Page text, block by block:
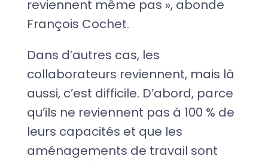
reviennent même pas », abonde
François Cochet.
Dans d’autres cas, les
collaborateurs reviennent, mais là
aussi, c’est difficile. D’abord, parce
qu’ils ne reviennent pas à 100 % de
leurs capacités et que les
aménagements de travail sont